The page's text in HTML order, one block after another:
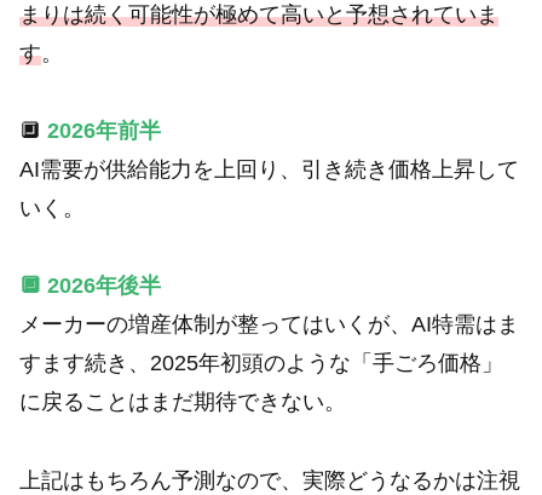
まりは続く可能性が極めて高いと予想されていま
す。
🔲 2026年前半
AI需要が供給能力を上回り、引き続き価格上昇して
いく。
🔲 2026年後半
メーカーの増産体制が整ってはいくが、AI特需はま
すます続き、2025年初頭のような「手ごろ価格」
に戻ることはまだ期待できない。
上記はもちろん予測なので、実際どうなるかは注視